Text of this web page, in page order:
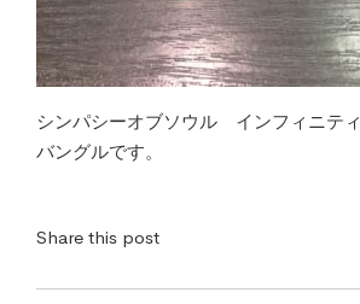
シンパシーオブソウル インフィニティ
バングルです。
Share this post